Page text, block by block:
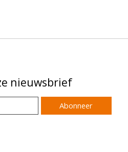
nieuwsbrief
Abonneer